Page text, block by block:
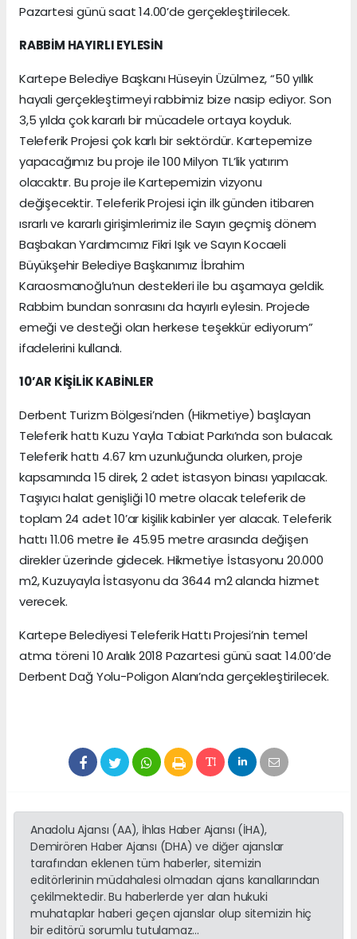
Pazartesi günü saat 14.00’de gerçekleştirilecek.
RABBİM HAYIRLI EYLESİN
Kartepe Belediye Başkanı Hüseyin Üzülmez, “50 yıllık
hayali gerçekleştirmeyi rabbimiz bize nasip ediyor. Son
3,5 yılda çok kararlı bir mücadele ortaya koyduk.
Teleferik Projesi çok karlı bir sektördür. Kartepemize
yapacağımız bu proje ile 100 Milyon TL’lik yatırım
olacaktır. Bu proje ile Kartepemizin vizyonu
değişecektir. Teleferik Projesi için ilk günden itibaren
ısrarlı ve kararlı girişimlerimiz ile Sayın geçmiş dönem
Başbakan Yardımcımız Fikri Işık ve Sayın Kocaeli
Büyükşehir Belediye Başkanımız İbrahim
Karaosmanoğlu’nun destekleri ile bu aşamaya geldik.
Rabbim bundan sonrasını da hayırlı eylesin. Projede
emeği ve desteği olan herkese teşekkür ediyorum”
ifadelerini kullandı.
10’AR KİŞİLİK KABİNLER
Derbent Turizm Bölgesi’nden (Hikmetiye) başlayan
Teleferik hattı Kuzu Yayla Tabiat Parkı’nda son bulacak.
Teleferik hattı 4.67 km uzunluğunda olurken, proje
kapsamında 15 direk, 2 adet istasyon binası yapılacak.
Taşıyıcı halat genişliği 10 metre olacak teleferik de
toplam 24 adet 10’ar kişilik kabinler yer alacak. Teleferik
hattı 11.06 metre ile 45.95 metre arasında değişen
direkler üzerinde gidecek. Hikmetiye İstasyonu 20.000
m2, Kuzuyayla İstasyonu da 3644 m2 alanda hizmet
verecek.
Kartepe Belediyesi Teleferik Hattı Projesi’nin temel
atma töreni 10 Aralık 2018 Pazartesi günü saat 14.00’de
Derbent Dağ Yolu-Poligon Alanı’nda gerçekleştirilecek.
Anadolu Ajansı (AA), İhlas Haber Ajansı (İHA),
Demirören Haber Ajansı (DHA) ve diğer ajanslar
tarafından eklenen tüm haberler, sitemizin
editörlerinin müdahalesi olmadan ajans kanallarından
çekilmektedir. Bu haberlerde yer alan hukuki
muhataplar haberi geçen ajanslar olup sitemizin hiç
bir editörü sorumlu tutulamaz...